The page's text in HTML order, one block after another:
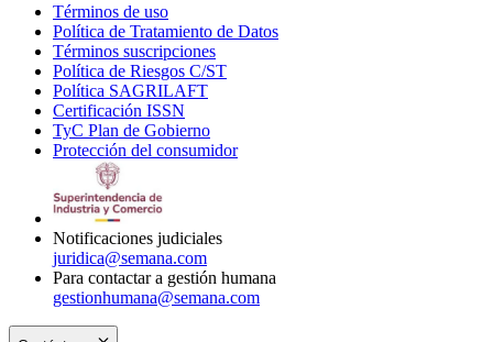
Términos de uso
in
new
window
Política de Tratamiento de Datos
Términos suscripciones
in
Política de Riesgos C/ST
Política SAGRILAFT
new
window
Certificación ISSN
in
new
TyC Plan de Gobierno
in
Protección del consumidorOpens
Notificaciones judiciales
juridica@semana.com
Para contactar a gestión humana
gestionhumana@semana.com